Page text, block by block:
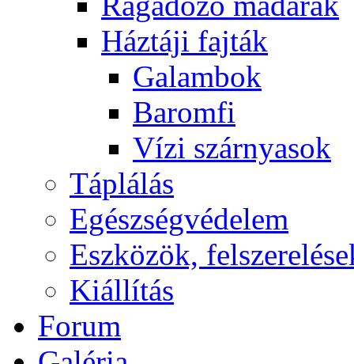
Háztáji fajták
Galambok
Baromfi
Vízi szárnyasok
Táplálás
Egészségvédelem
Eszközök,
Kiállítás
Forum